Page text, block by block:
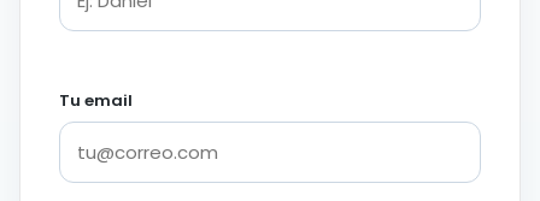
Tu email